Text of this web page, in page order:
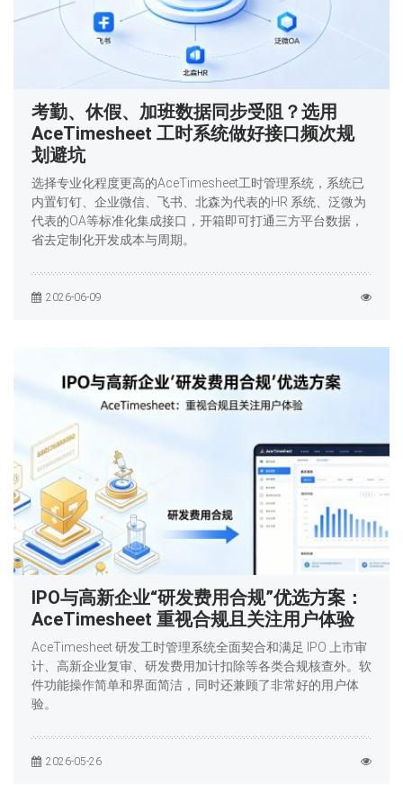
考勤、休假、加班数据同步受阻？选用
AceTimesheet 工时系统做好接口频次规
划避坑
选择专业化程度更高的AceTimesheet工时管理系统，系统已
内置钉钉、企业微信、飞书、北森为代表的HR 系统、泛微为
代表的OA等标准化集成接口，开箱即可打通三方平台数据，
省去定制化开发成本与周期。
2026-06-09
IPO与高新企业“研发费用合规”优选方案：
AceTimesheet 重视合规且关注用户体验
AceTimesheet 研发工时管理系统全面契合和满足 IPO 上市审
计、高新企业复审、研发费用加计扣除等各类合规核查外。软
件功能操作简单和界面简洁，同时还兼顾了非常好的用户体
验。
2026-05-26